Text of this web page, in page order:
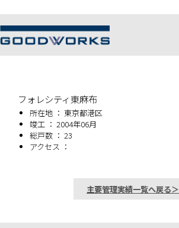
フォレシティ東麻布
所在地 ： 東京都港区
竣工 ： 2004年06月
総戸数 ： 23
アクセス ：
主要管理実績一覧へ戻る＞